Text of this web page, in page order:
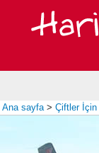
Ana sayfa> Çiftler İçin